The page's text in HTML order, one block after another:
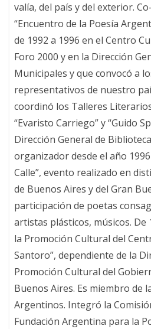
valía, del país y del exterior.
“Encuentro de la Poesía
de 1992 a 1996 en el Centro
Foro 2000 y en la Dirección
Municipales y que convocó a
representativos de nuestro
coordinó los Talleres
“Evaristo Carriego” y “Guido
Dirección General de
organizador desde el año
Calle”, evento realizado en
de Buenos Aires y del Gran
participación de poetas
artistas plásticos, músicos. De
la Promoción Cultural del
Santoro”, dependiente de la
Promoción Cultural del
Buenos Aires. Es miembro de
Argentinos. Integró la
Fundación Argentina para la